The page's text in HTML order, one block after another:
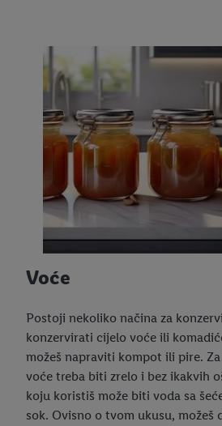
Voće
Postoji nekoliko načina za
konzervirati cijelo voće ili
možeš napraviti kompot ili pire.
voće treba biti zrelo i bez ikakvih
koju koristiš može biti voda sa
sok. Ovisno o tvom ukusu, možeš